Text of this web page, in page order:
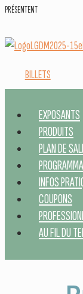
PRÉSENTENT
BILLETS
EXPOSANTS
PRODUITS
PLAN DE
INFOS
COUPONS
AU FIL DU